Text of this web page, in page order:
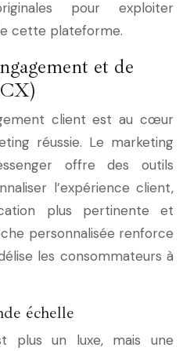
pour exploiter
cette plateforme.
et de
client est au cœur
réussie. Le marketing
offre des outils
l’expérience client,
plus pertinente et
personnalisée renforce
les consommateurs à
échelle
plus un luxe, mais une